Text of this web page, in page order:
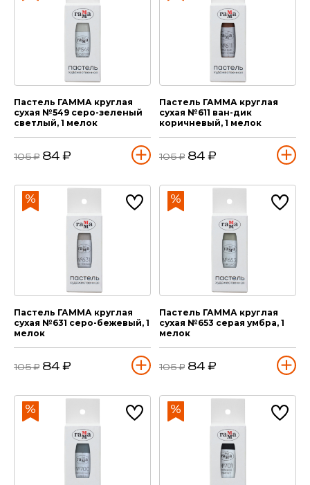
Пастель ГАММА круглая
сухая №549 серо-зеленый
светлый, 1 мелок
105 ₽ 84 ₽
Пастель ГАММА круглая
сухая №611 ван-дик
коричневый, 1 мелок
105 ₽ 84 ₽
Пастель ГАММА круглая
сухая №631 серо-бежевый, 1
мелок
105 ₽ 84 ₽
Пастель ГАММА круглая
сухая №653 серая умбра, 1
мелок
105 ₽ 84 ₽